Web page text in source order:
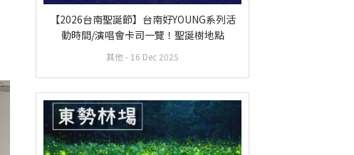
【2026台南聖誕節】台南好YOUNG系列活
動時間/演唱會卡司一覽！聖誕樹地點
其他 - 16 Dec 2025